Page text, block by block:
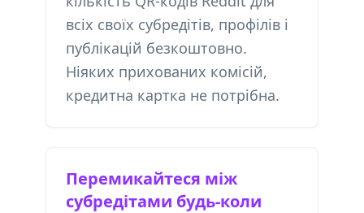
всіх своїх субредітів, профілів і
публікацій безкоштовно.
Ніяких прихованих комісій,
кредитна картка не потрібна.
Перемикайтеся між
субредітами будь-коли